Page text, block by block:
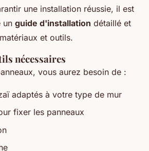
une installation réussie, il est
un guide d'installation détaillé et
et outils.
nécessaires
vous aurez besoin de :
adaptés à votre type de mur
fixer les panneaux